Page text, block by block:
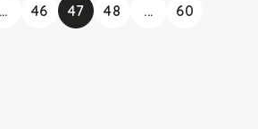
... 46 47 48 ... 60